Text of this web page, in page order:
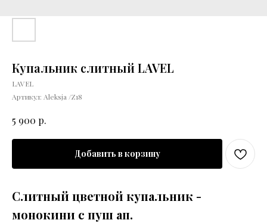
Купальник слитный LAVEL
LAVEL
Артикул: Aleksja /Z18
5 900 р.
Добавить в корзину
Слитный цветной купальник -
монокини с пуш ап.